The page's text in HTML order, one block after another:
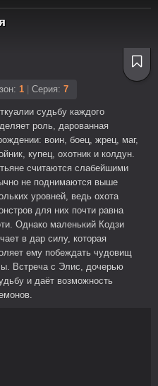
1 Серия: 7
судьбу каждого
роль, дарованная
воин, боец, жрец, маг,
купец, охотник и колдун.
считаются слабейшими
не поднимаются выше
уровней, ведь охота
для них почти равна
Однако маленький Кодзи
в дар силу, которая
ему побеждать чудовищ
Встреча с Элис, дочерью
и даёт возможность